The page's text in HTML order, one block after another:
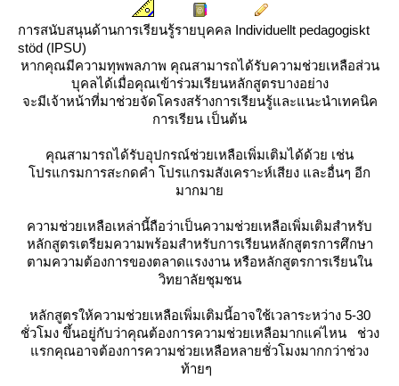
การสนับสนุนด้านการเรียนรู้รายบุคคล Individuellt pedagogiskt
stöd (IPSU)
หากคุณมีความทุพพลภาพ คุณสามารถได้รับความช่วยเหลือส่วน
บุคลได้เมื่อคุณเข้าร่วมเรียนหลักสูตรบางอย่าง
จะมีเจ้าหน้าที่มาช่วยจัดโครงสร้างการเรียนรู้และแนะนำเทคนิค
การเรียน เป็นต้น
คุณสามารถได้รับอุปกรณ์ช่วยเหลือเพิ่มเติมได้ด้วย เช่น
ปรแกรมการสะกดคำ โปรแกรมสังเคราะห์เสียง และอื่นๆ อีก
มากมา
ความช่วยเหลือเหล่านี้ถือว่าเป็นความช่วยเหลือเพิ่มเติมสำหรับ
หลักสูตรเตรียมความพร้อมสำหรับการเรียนหลักสูตรการศึกษา
ตามความต้องการของตลาดแรงงาน หรือหลักสูตรการเรียนใน
วิทยาลัยชุมชน
หลักสูตรให้ความช่วยเหลือเพิ่มเติมนี้อาจใช้เวลาระหว่าง 5-30
ชั่วโมง ขึ้นอยู่กับว่าคุณต้องการความช่วยเหลือมากแค่ไหน ช่วง
รกคุณอาจต้องการความช่วยเหลือหลายชั่วโมงมากกว่าช่วง
ท้ายๆ